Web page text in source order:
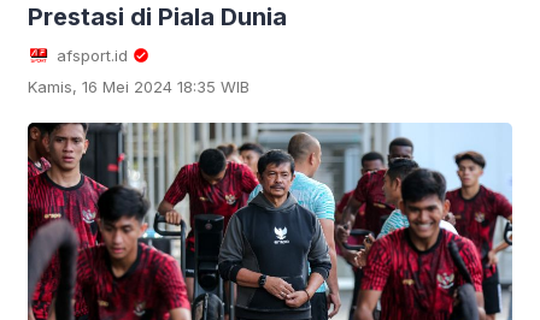
Prestasi di Piala Dunia
afsport.id
Kamis, 16 Mei 2024 18:35 WIB